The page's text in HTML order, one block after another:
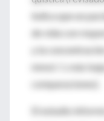
indica que un
de vida con
y la
mmol / L más
comparaciones).
El estudio